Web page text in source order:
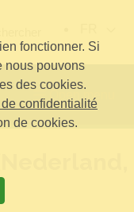
Open menu
fonctionner. Si
nous pouvons
des cookies.
confidentialité
de cookies.